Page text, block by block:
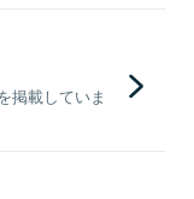
掲載していま